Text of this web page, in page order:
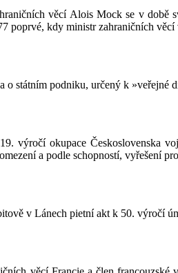
věcí Alois Mock se v době
poprvé, kdy ministr zahraničních věcí
o státním podniku, určený k »veřejné
výročí okupace Československa
a podle schopností, vyřešení
v Lánech pietní akt k 50. výročí